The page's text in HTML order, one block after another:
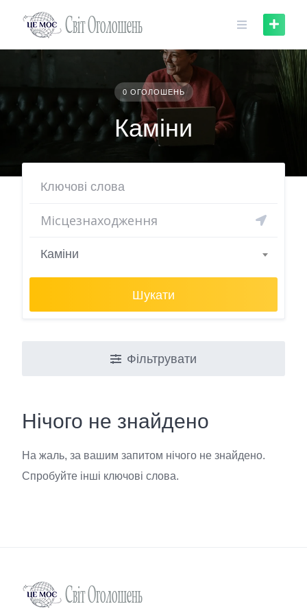
0 ОГОЛОШЕНЬ
Каміни
Каміни
Шукати
Фільтрувати
Нічого не знайдено
На жаль, за вашим запитом нічого не знайдено.
Спробуйте інші ключові слова.